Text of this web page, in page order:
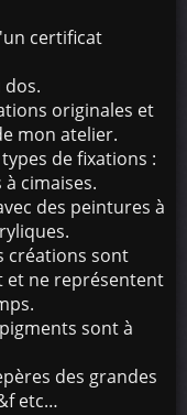
certificat
originales et
mon atelier.
de fixations :
cimaises.
des peintures à
créations sont
et ne représentent
sont à
des grandes
etc…